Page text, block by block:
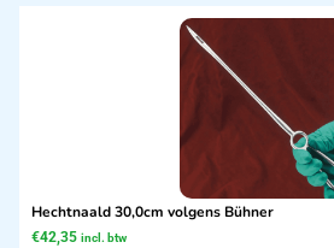
Hechtnaald 30,0cm volgens Bühner
€42,35 incl. btw